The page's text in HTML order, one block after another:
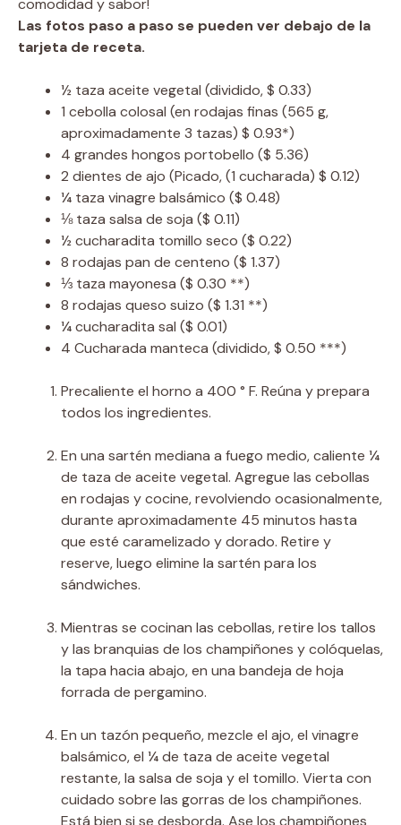
comodidad y sabor!
Las fotos paso a paso se pueden ver debajo de la
tarjeta de receta.
½ taza aceite vegetal (dividido, $ 0.33)
1 cebolla colosal (en rodajas finas (565 g,
aproximadamente 3 tazas) $ 0.93*)
4 grandes hongos portobello ($ 5.36)
2 dientes de ajo (Picado, (1 cucharada) $ 0.12)
¼ taza vinagre balsámico ($ 0.48)
⅛ taza salsa de soja ($ 0.11)
½cucharadita tomillo seco ($ 0.22)
8 rodajas pan de centeno ($ 1.37)
⅓ taza mayonesa ($ 0.30 **)
8 rodajas queso suizo ($ 1.31 **)
¼cucharadita sal ($ 0.01)
4 Cucharada manteca (dividido, $ 0.50 ***)
Precaliente el horno a 400 ° F. Reúna y prepara
todos los ingredientes.
En una sartén mediana a fuego medio, caliente ¼
de taza de aceite vegetal. Agregue las cebollas
en rodajas y cocine, revolviendo ocasionalmente,
durante aproximadamente 45 minutos hasta
que esté caramelizado y dorado. Retire y
reserve, luego elimine la sartén para los
sándwiches.
Mientras se cocinan las cebollas, retire los tallos
y las branquias de los champiñones y colóquelas,
la tapa hacia abajo, en una bandeja de hoja
forrada de pergamino.
En un tazón pequeño, mezcle el ajo, el vinagre
balsámico, el ¼ de taza de aceite vegetal
restante, la salsa de soja y el tomillo. Vierta con
cuidado sobre las gorras de los champiñones.
Está bien si se desborda. Ase los champiñones